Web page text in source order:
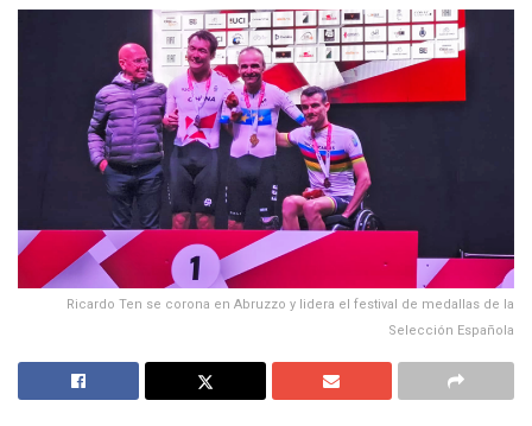
Ricardo Ten se corona en Abruzzo y lidera el festival de medallas de la
Selección Española